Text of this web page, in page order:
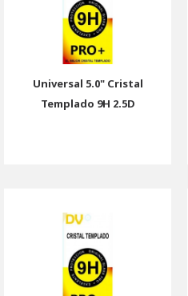
Universal 5.0" Cristal
Templado 9H 2.5D